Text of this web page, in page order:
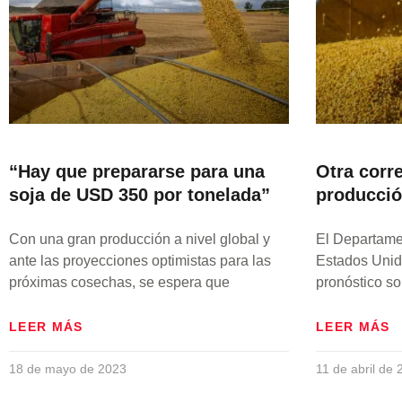
“Hay que prepararse para una
soja de USD 350 por tonelada”
Con una gran producción a nivel global y
ante las proyecciones optimistas para las
próximas cosechas, se espera que
LEER MÁS
18 de mayo de 2023
Otra
El
Estados
pronóstico
LEER MÁS
11 de abril de